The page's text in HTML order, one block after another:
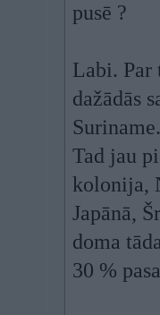
pusē ?
Labi. Par
dažādās
Tad jau
kolonija,
Japānā,
doma
30 %